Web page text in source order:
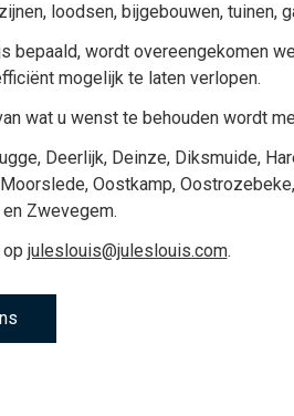
, loodsen, bijgebouwen, tuinen,
bepaald, wordt overeengekomen
mogelijk te laten verlopen.
wat u wenst te behouden wordt
, Deerlijk, Deinze, Diksmuide,
Moorslede, Oostkamp, Oostrozebeke,
en Zwevegem.
juleslouis@juleslouis.com.